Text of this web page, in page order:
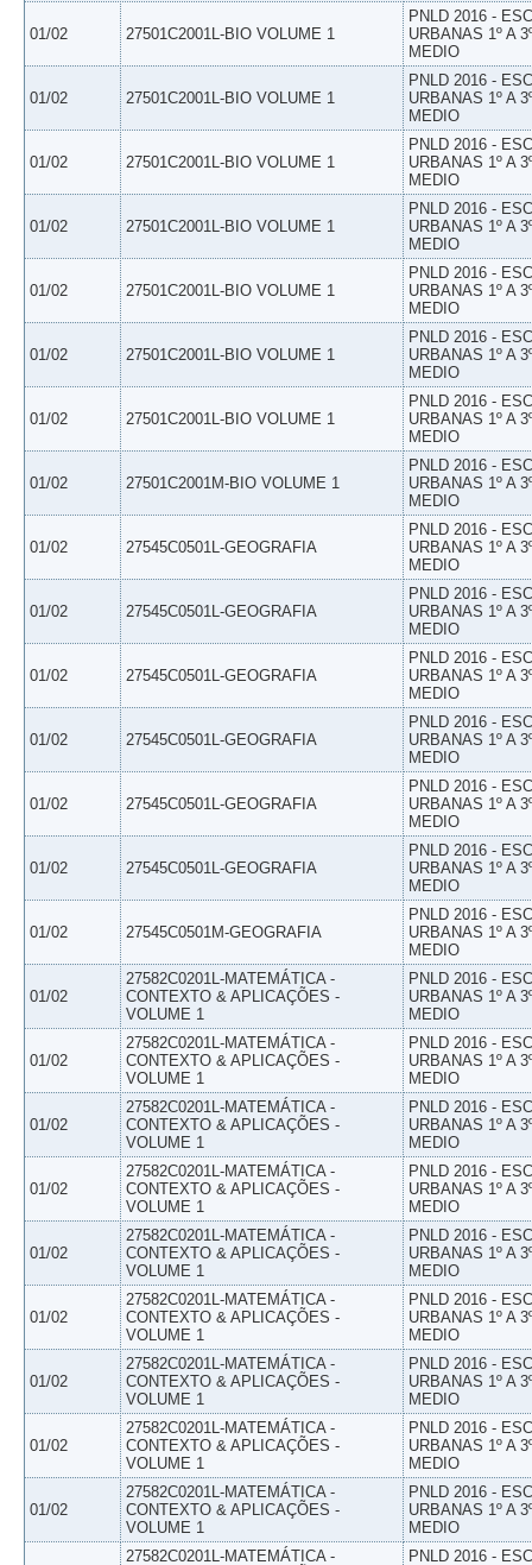
01/02 27501C2001L-BIO VOLUME 1
PNLD 2016 -
URBANAS 1º A
MEDIO
01/02 27501C2001L-BIO VOLUME 1
PNLD 2016 -
URBANAS 1º A
MEDIO
01/02 27501C2001L-BIO VOLUME 1
PNLD 2016 -
URBANAS 1º A
MEDIO
01/02 27501C2001L-BIO VOLUME 1
PNLD 2016 -
URBANAS 1º A
MEDIO
01/02 27501C2001L-BIO VOLUME 1
PNLD 2016 -
URBANAS 1º A
MEDIO
01/02 27501C2001L-BIO VOLUME 1
PNLD 2016 -
URBANAS 1º A
MEDIO
01/02 27501C2001L-BIO VOLUME 1
PNLD 2016 -
URBANAS 1º A
MEDIO
01/02 27501C2001M-BIO VOLUME 1
PNLD 2016 -
URBANAS 1º A
MEDIO
01/02 27545C0501L-GEOGRAFIA
PNLD 2016 -
URBANAS 1º A
MEDIO
01/02 27545C0501L-GEOGRAFIA
PNLD 2016 -
URBANAS 1º A
MEDIO
01/02 27545C0501L-GEOGRAFIA
PNLD 2016 -
URBANAS 1º A
MEDIO
01/02 27545C0501L-GEOGRAFIA
PNLD 2016 -
URBANAS 1º A
MEDIO
01/02 27545C0501L-GEOGRAFIA
PNLD 2016 -
URBANAS 1º A
MEDIO
01/02 27545C0501L-GEOGRAFIA
PNLD 2016 -
URBANAS 1º A
MEDIO
01/02 27545C0501M-GEOGRAFIA
PNLD 2016 -
URBANAS 1º A
MEDIO
01/02
27582C0201L-MATEMÁTICA -
CONTEXTO & APLICAÇÕES -
VOLUME 1
PNLD 2016 -
URBANAS 1º A
MEDIO
01/02
27582C0201L-MATEMÁTICA -
CONTEXTO & APLICAÇÕES -
VOLUME 1
PNLD 2016 -
URBANAS 1º A
MEDIO
01/02
27582C0201L-MATEMÁTICA -
CONTEXTO & APLICAÇÕES -
VOLUME 1
PNLD 2016 -
URBANAS 1º A
MEDIO
01/02
27582C0201L-MATEMÁTICA -
CONTEXTO & APLICAÇÕES -
VOLUME 1
PNLD 2016 -
URBANAS 1º A
MEDIO
01/02
27582C0201L-MATEMÁTICA -
CONTEXTO & APLICAÇÕES -
VOLUME 1
PNLD 2016 -
URBANAS 1º A
MEDIO
01/02
27582C0201L-MATEMÁTICA -
CONTEXTO & APLICAÇÕES -
VOLUME 1
PNLD 2016 -
URBANAS 1º A
MEDIO
01/02
27582C0201L-MATEMÁTICA -
CONTEXTO & APLICAÇÕES -
VOLUME 1
PNLD 2016 -
URBANAS 1º A
MEDIO
01/02
27582C0201L-MATEMÁTICA -
CONTEXTO & APLICAÇÕES -
VOLUME 1
PNLD 2016 -
URBANAS 1º A
MEDIO
01/02
27582C0201L-MATEMÁTICA -
CONTEXTO & APLICAÇÕES -
VOLUME 1
PNLD 2016 -
URBANAS 1º A
MEDIO
27582C0201L-MATEMÁTICA -
PNLD 2016 -